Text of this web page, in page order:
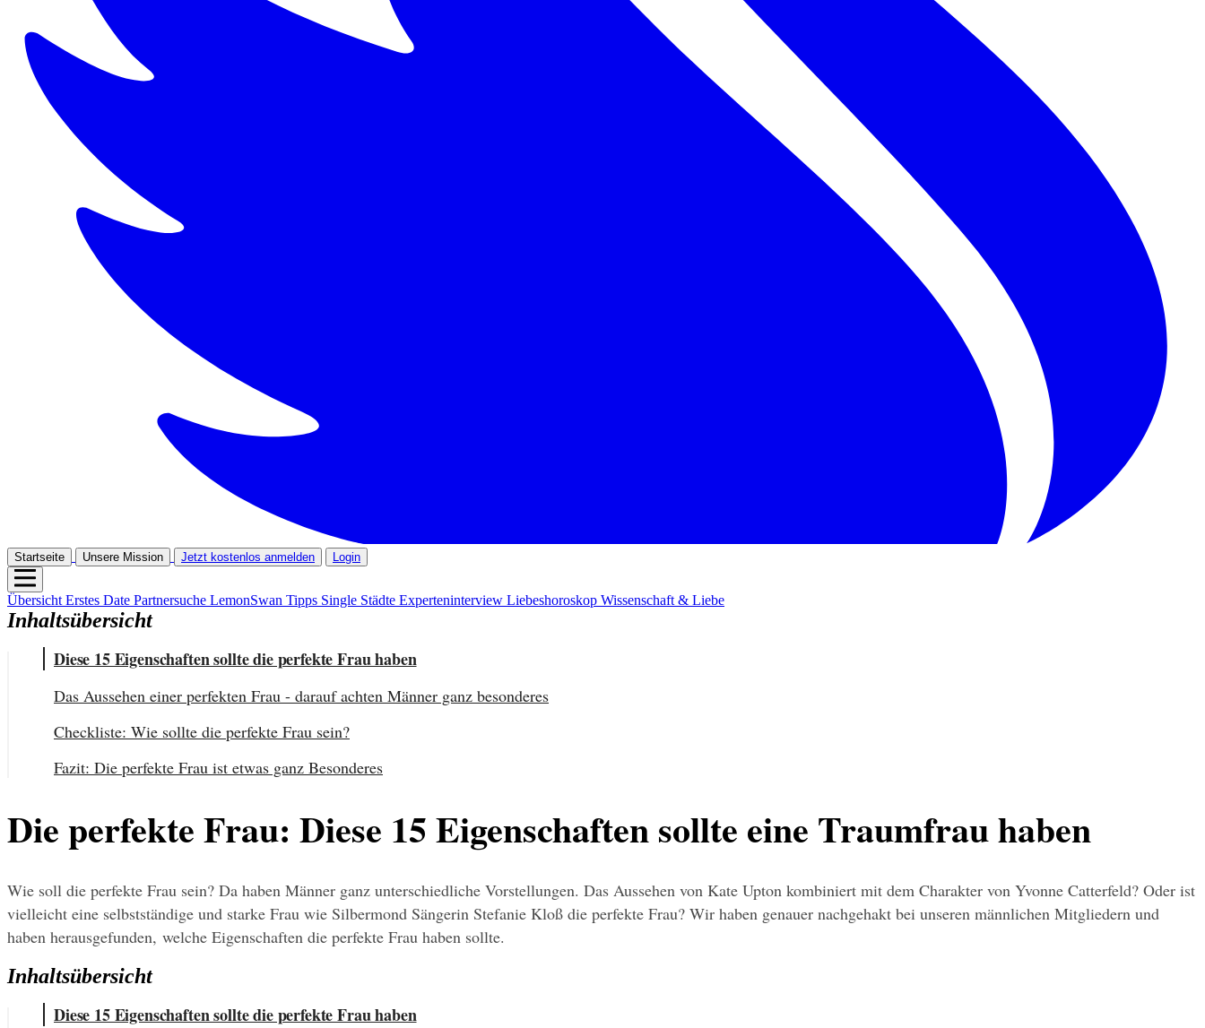
Startseite Unsere Mission Jetzt kostenlos anmelden Login
Übersicht Erstes Date Partnersuche LemonSwan Tipps Single Städte Experteninterview Liebeshoroskop Wissenschaft & Liebe
Inhaltsübersicht
Diese 15 Eigenschaften sollte die perfekte Frau haben
Das Aussehen einer perfekten Frau - darauf achten Männer ganz besonderes
Checkliste: Wie sollte die perfekte Frau sein?
Fazit: Die perfekte Frau ist etwas ganz Besonderes
Die perfekte Frau: Diese 15 Eigenschaften sollte eine Traumfrau haben
Wie soll die perfekte Frau sein? Da haben Männer ganz unterschiedliche Vorstellungen. Das Aussehen von Kate Upton kombiniert mit dem Charakter von Yvonne Catterfeld? Oder ist
vielleicht eine selbstständige und starke Frau wie Silbermond Sängerin Stefanie Kloß die perfekte Frau? Wir haben genauer nachgehakt bei unseren männlichen Mitgliedern und
haben herausgefunden, welche Eigenschaften die perfekte Frau haben sollte.
Inhaltsübersicht
Diese 15 Eigenschaften sollte die perfekte Frau haben